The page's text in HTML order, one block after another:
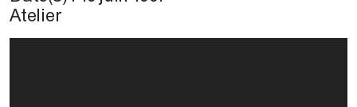
Atelier